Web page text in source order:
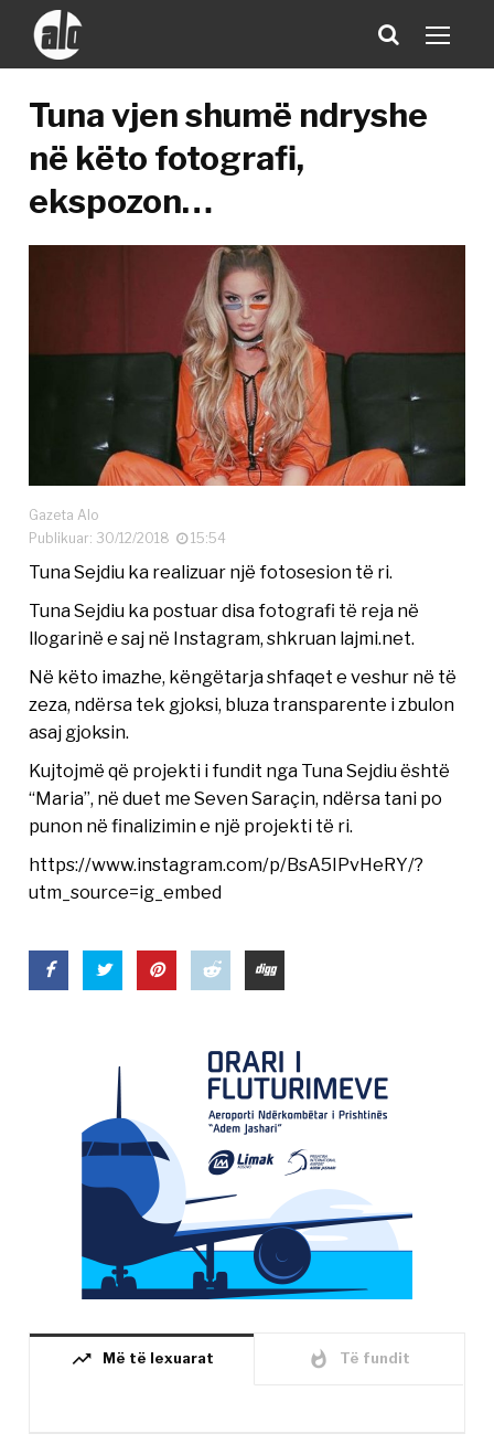
Tuna vjen shumë ndryshe
në këto fotografi,
ekspozon…
Gazeta Alo
Publikuar: 30/12/2018
15:54
Tuna Sejdiu ka realizuar një fotosesion të ri.
Tuna Sejdiu ka postuar disa fotografi të reja në
llogarinë e saj në Instagram, shkruan lajmi.net.
Në këto imazhe, këngëtarja shfaqet e veshur në të
zeza, ndërsa tek gjoksi, bluza transparente i zbulon
asaj gjoksin.
Kujtojmë që projekti i fundit nga Tuna Sejdiu është
“Maria”, në duet me Seven Saraçin, ndërsa tani po
punon në finalizimin e një projekti të ri.
https://www.instagram.com/p/BsA5IPvHeRY/?
utm_source=ig_embed
trending_up Më të lexuarat whatshot Të fundit